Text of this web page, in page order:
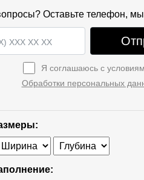
Оставьте телефон,
Я соглашаюсь с
Обработки персональных